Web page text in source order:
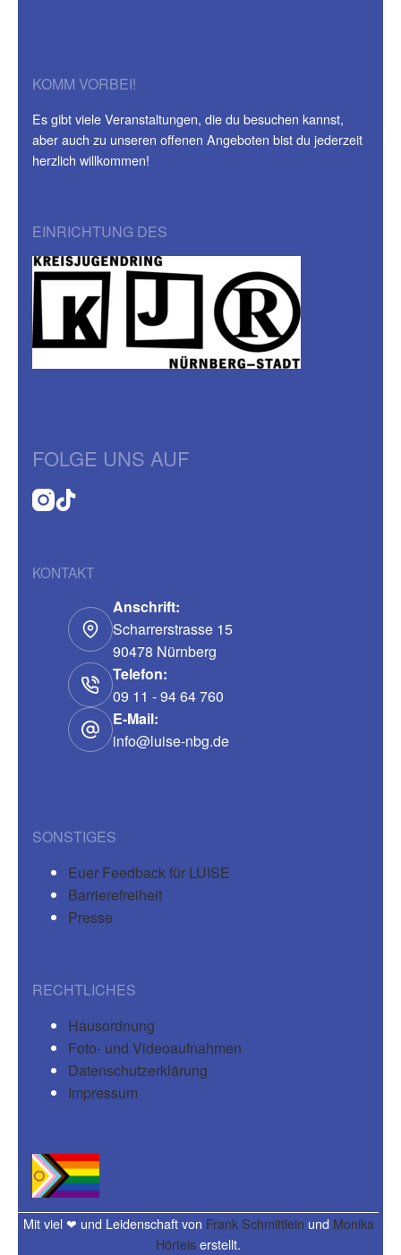
KOMM VORBEI!
Es gibt viele Veranstaltungen, die du besuchen kannst,
aber auch zu unseren offenen Angeboten bist du jederzeit
herzlich willkommen!
EINRICHTUNG DES
FOLGE UNS AUF
KONTAKT
Anschrift:
Scharrerstrasse 15
90478 Nürnberg
Telefon:
09 11 - 94 64 760
E-Mail:
info@luise-nbg.de
SONSTIGES
Euer Feedback für LUISE
Barrierefreiheit
Presse
RECHTLICHES
Hausordnung
Foto- und Videoaufnahmen
Datenschutzerklärung
Impressum
Mit viel ❤ und Leidenschaft von Frank Schmittlein und Monika
Hörteiserstellt.